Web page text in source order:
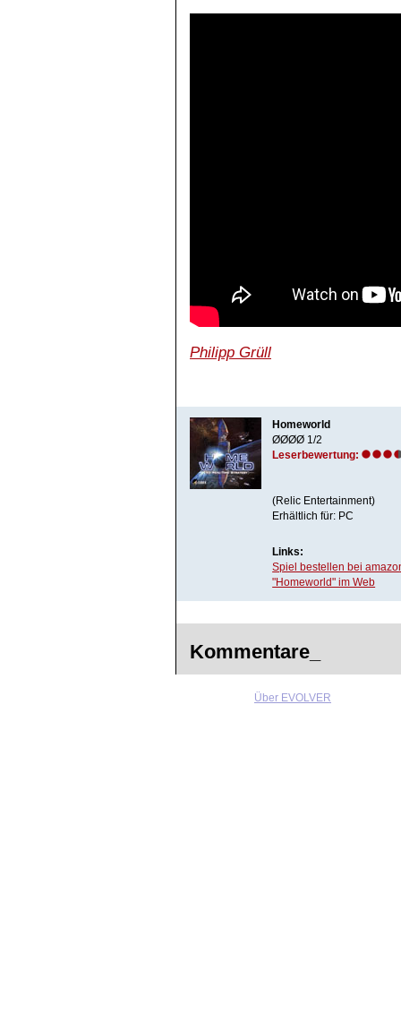
Philipp Grüll
Homeworld
ØØØØ 1/2
Leserbewertung:
(Relic Entertainment)
Erhältlich für: PC
Links:
Spiel bestellen bei
"Homeworld" im Web
Kommentare_
Über EVOLVER